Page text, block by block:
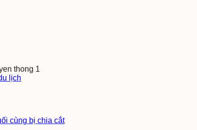
lịch
cùng bị chia cắt